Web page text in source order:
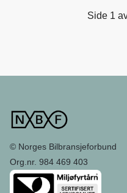
Side 1
© Norges Bilbransjeforbund
Org.nr. 984 469 403